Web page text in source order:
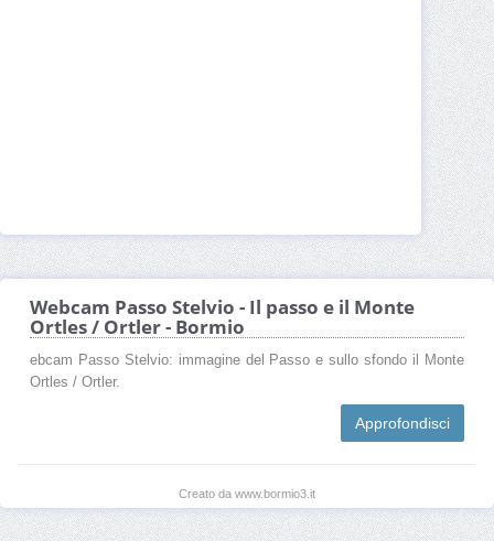
Webcam Passo Stelvio - Il passo e il Monte
Ortles / Ortler - Bormio
ebcam Passo Stelvio: immagine del Passo e sullo sfondo il Monte
Ortles / Ortler.
Approfondisci
Creato da www.bormio3.it